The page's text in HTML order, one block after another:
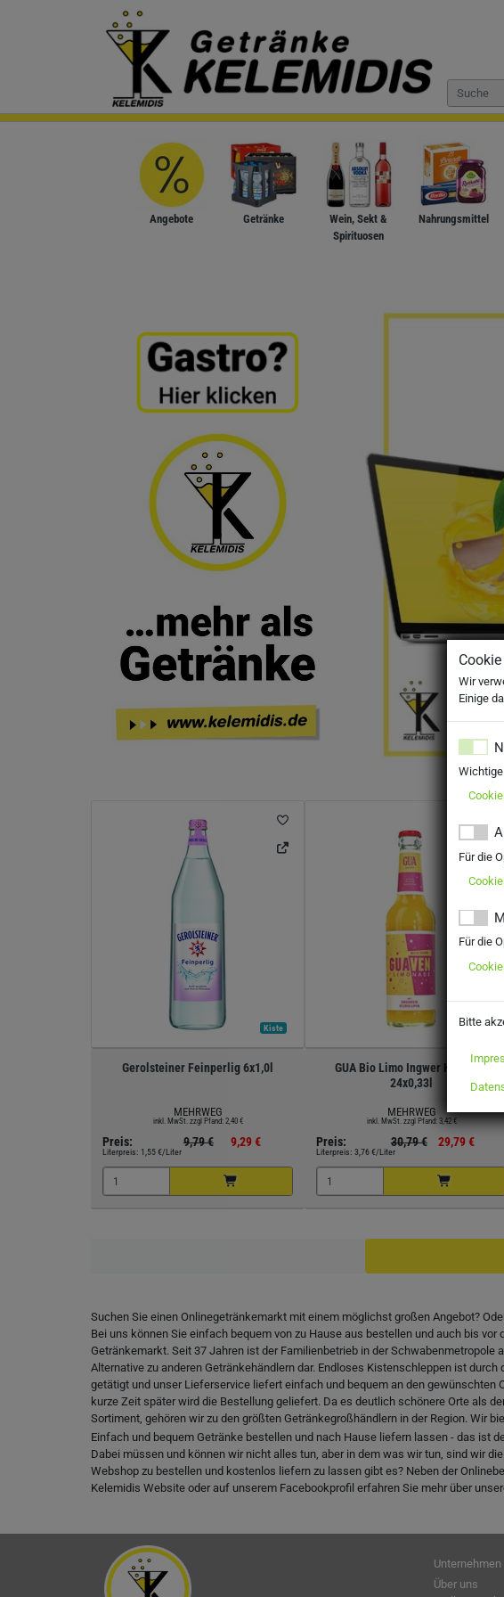
Angebote Getränke
Wein, Sekt &
Spirituosen
Nahrungsmittel
Kiste
Gerolsteiner Feinperlig 6x1,0l
MEHRWEG
inkl. MwSt. zzgl Pfand: 2,40 €
Preis: 9,79 € 9,29 €
Literpreis: 1,55 €/Liter
Kiste
GUA Bio Limo Ingwer Korkuma
24x0,33l
MEHRWEG
inkl. MwSt. zzgl Pfand: 3,42 €
Preis: 30,79 € 29,79 €
Literpreis: 3,76 €/Liter
Suchen Sie einen Onlinegetränkemarkt mit einem möglichst großen Angebot?
Bei uns können Sie einfach bequem von zu Hause aus bestellen und auch bis
Getränkemarkt. Seit 37 Jahren ist der Familienbetrieb in der
Alternative zu anderen Getränkehändlern dar. Endloses Kistenschleppen ist
getätigt und unser Lieferservice liefert einfach und bequem an den gewünschten
kurze Zeit später wird die Bestellung geliefert. Da es deutlich schönere Orte als
Sortiment, gehören wir zu den größten Getränkegroßhändlern in der Region. Wir
Einfach und bequem Getränke bestellen und nach Hause liefern lassen - das ist
Dabei müssen und können wir nicht alles tun, aber in dem was wir tun, sind wir
Webshop zu bestellen und kostenlos liefern zu lassen gibt es? Neben der
Kelemidis Website oder auf unserem Facebookprofil erfahren Sie mehr über
Unternehmen
Über uns
Wir
Einige
Für die
Für die
Bitte